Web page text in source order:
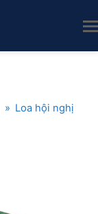
» Loa hội nghị